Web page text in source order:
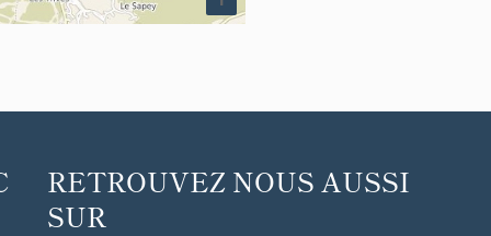
RETROUVEZ NOUS AUSSI
SUR